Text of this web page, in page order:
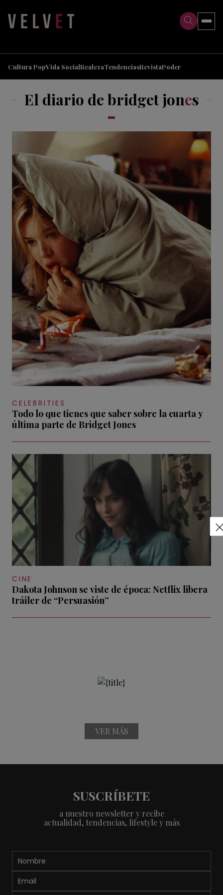
Cultura PopVida SocialRealezaTendenciasRevistaPoder
El diario de bridget jones
CELEBRITIES
Todo lo que tienes que saber sobre la cuarta y
última parte de Bridget Jones
CINE
Dakota Johnson se viste de época: Netflix libera
tráiler de “Persuasión”
VER MÁS
SUSCRÍBETE
a nuestro newsletter y recibe
actualidad, tendencias, lifestyle y más